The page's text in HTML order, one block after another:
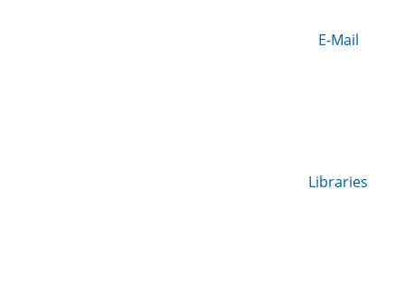
E-Mail
Libraries